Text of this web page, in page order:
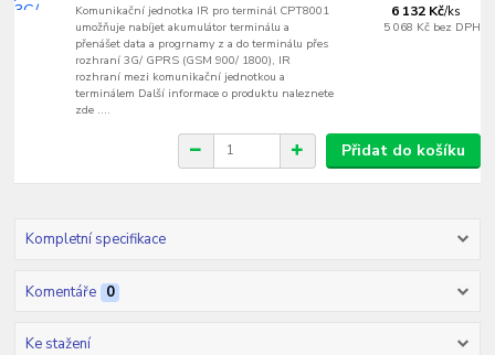
Komunikační jednotka IR pro terminál CPT8001
umožňuje nabíjet akumulátor terminálu a
přenášet data a progrnamy z a do terminálu přes
rozhraní 3G/ GPRS (GSM 900/ 1800), IR
rozhraní mezi komunikační jednotkou a
terminálem Další informace o produktu naleznete
zde ....
6 132 Kč/ks
5 068 Kč bez DPH
Přidat do košíku
Kompletní specifikace
Komentáře 0
Ke stažení